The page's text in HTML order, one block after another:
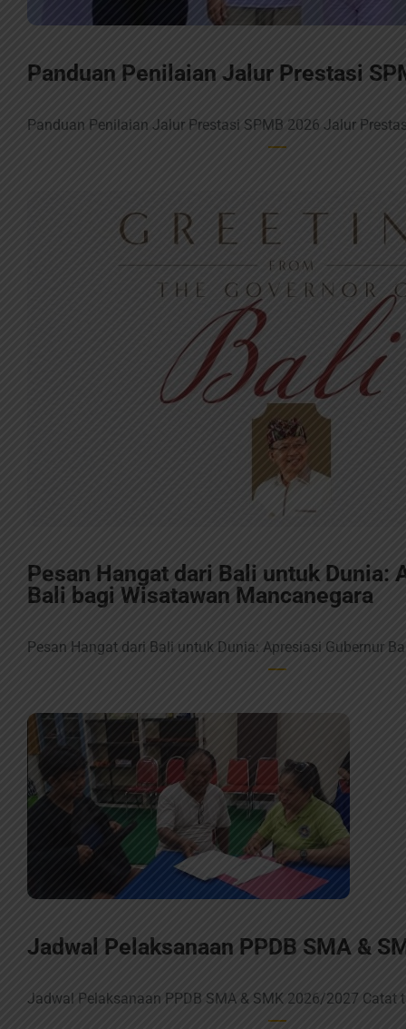
Panduan Penilaian Jalur Prestasi
Panduan Penilaian Jalur Prestasi SPMB 2026 Jalur
Pesan Hangat dari Bali untuk Dunia:
Bali bagi Wisatawan Mancanegara
Pesan Hangat dari Bali untuk Dunia: Apresiasi Gubernur
Jadwal Pelaksanaan PPDB SMA &
Jadwal Pelaksanaan PPDB SMA & SMK 2026/2027